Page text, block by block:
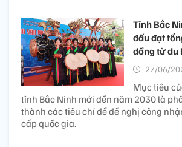
Tỉnh Bắc
đấu đạt
đồng từ du
27/06/
Mục tiêu
tỉnh Bắc Ninh mới đến năm 2030 là
thành các tiêu chí để đề nghị công
cấp quốc gia.